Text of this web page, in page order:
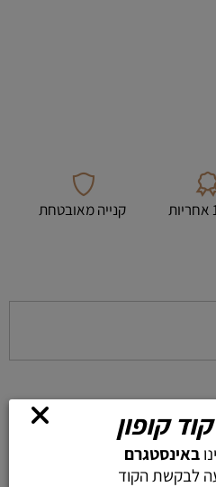
קנייה מאובטחת
קופון
באינסטגרם
לבקשת הקוד